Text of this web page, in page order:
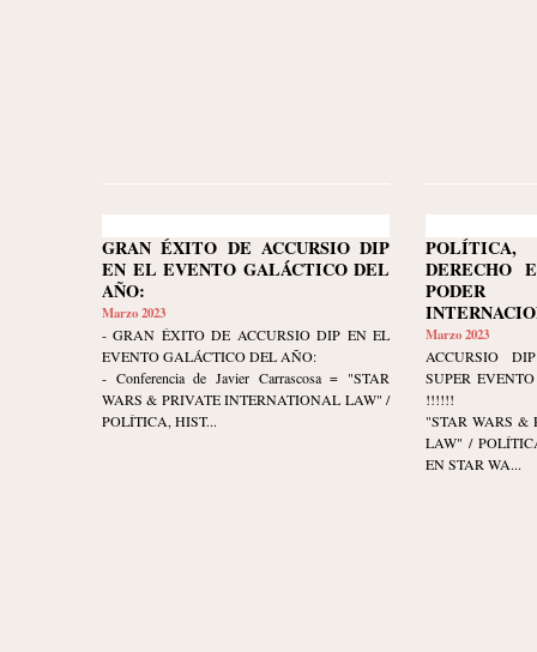
GRAN ÉXITO DE ACCURSIO DIP
EN EL EVENTO GALÁCTICO DEL
AÑO:
Marzo 2023
- GRAN ÉXITO DE ACCURSIO DIP EN EL
EVENTO GALÁCTICO DEL AÑO:
- Conferencia de Javier Carrascosa = "STAR
WARS & PRIVATE INTERNATIONAL LAW" /
POLÍTICA, HIST...
DERECHO
PODER
Marzo 2023
ACCURSIO
SUPER
!!!!!!
"STAR WARS &
LAW" /
EN STAR WA...